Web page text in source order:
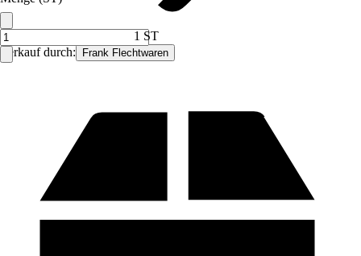
Verkauf durch: Frank Flechtwaren
1 ST